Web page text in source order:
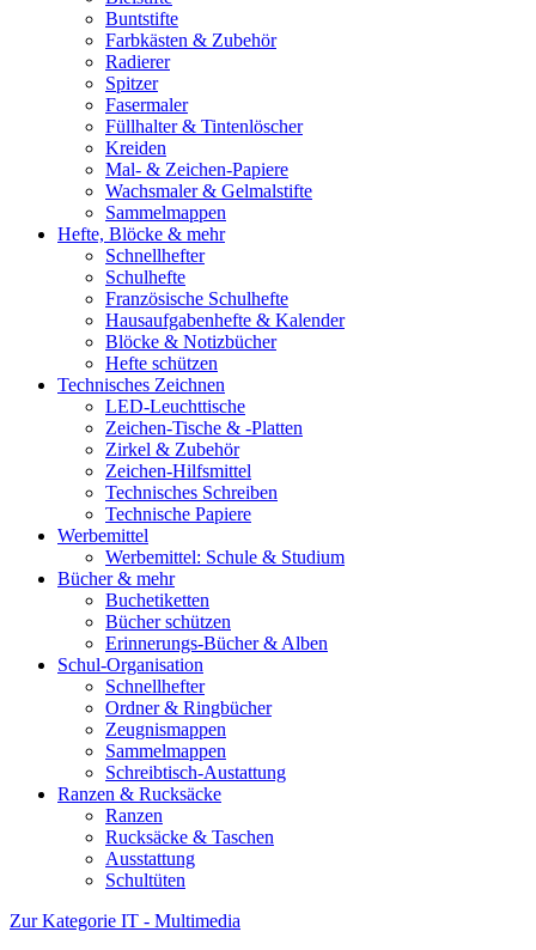
Buntstifte
Farbkästen & Zubehör
Radierer
Spitzer
Fasermaler
Füllhalter & Tintenlöscher
Kreiden
Mal- & Zeichen-Papiere
Wachsmaler & Gelmalstifte
Sammelmappen
Hefte, Blöcke & mehr
Schnellhefter
Schulhefte
Französische Schulhefte
Hausaufgabenhefte & Kalender
Blöcke & Notizbücher
Hefte schützen
Technisches Zeichnen
LED-Leuchttische
Zeichen-Tische & -Platten
Zirkel & Zubehör
Zeichen-Hilfsmittel
Technisches Schreiben
Technische Papiere
Werbemittel
Werbemittel: Schule & Studium
Bücher & mehr
Buchetiketten
Bücher schützen
Erinnerungs-Bücher & Alben
Schul-Organisation
Schnellhefter
Ordner & Ringbücher
Zeugnismappen
Sammelmappen
Schreibtisch-Austattung
Ranzen & Rucksäcke
Ranzen
Rucksäcke & Taschen
Ausstattung
Schultüten
Zur Kategorie IT - Multimedia